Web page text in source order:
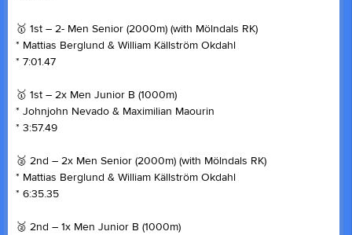
🥇 1st – 2- Men Senior (2000m) (with Mölndals RK)
* Mattias Berglund & William Källström Okdahl
* 7:01.47
🥇 1st – 2x Men Junior B (1000m)
* Johnjohn Nevado & Maximilian Maourin
* 3:57.49
🥈 2nd – 2x Men Senior (2000m) (with Mölndals RK)
* Mattias Berglund & William Källström Okdahl
* 6:35.35
🥈 2nd – 1x Men Junior B (1000m)